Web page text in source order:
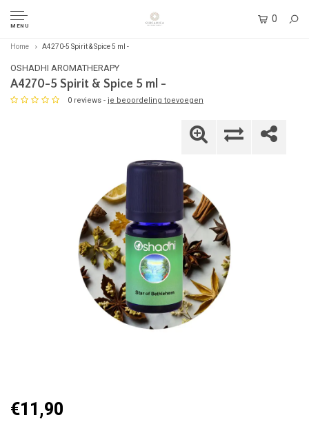
MENU
0
Home A4270-5 Spirit & Spice 5 ml -
OSHADHI AROMATHERAPY
A4270-5 Spirit & Spice 5 ml -
0 reviews - je beoordeling toevoegen
€11,90